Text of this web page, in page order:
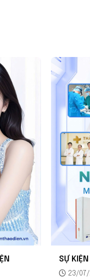
SỰ
23/